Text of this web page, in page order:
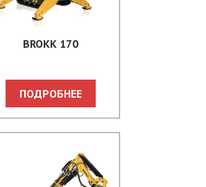
BROKK 170
ПОДРОБНЕЕ